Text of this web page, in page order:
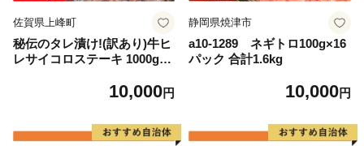
佐賀県上峰町
秘伝のタレ漬け!(訳あり)牛ヒ
レサイコロステーキ 1000g
10,000円
静岡県焼津市
a10-1289 ネギトロ100g×16
パック 合計1.6kg
10,000円